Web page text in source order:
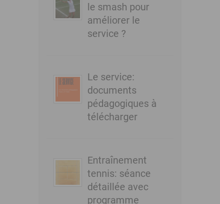
le smash pour
améliorer le
service ?
Le service:
documents
pédagogiques à
télécharger
Entraînement
tennis: séance
détaillée avec
programme